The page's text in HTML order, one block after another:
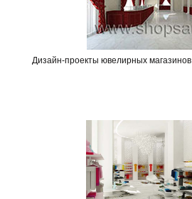
Дизайн-проекты ювелирных магазинов